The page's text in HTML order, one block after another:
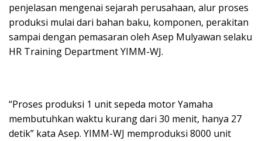
penjelasan mengenai sejarah perusahaan, alur proses
produksi mulai dari bahan baku, komponen, perakitan
sampai dengan pemasaran oleh Asep Mulyawan selaku
HR Training Department YIMM-WJ.
“Proses produksi 1 unit sepeda motor Yamaha
membutuhkan waktu kurang dari 30 menit, hanya 27
detik” kata Asep. YIMM-WJ memproduksi 8000 unit